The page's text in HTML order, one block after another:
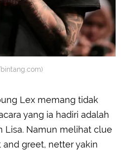
Lex memang tidak
yang ia hadiri adalah
Lisa. Namun melihat clue
greet, netter yakin